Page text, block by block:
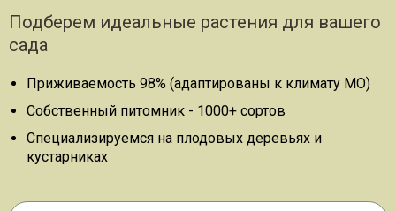
Подберем идеальные растения для вашего
сада
Приживаемость 98% (адаптированы к климату МО)
Собственный питомник - 1000+ сортов
Специализируемся на плодовых деревьях и
кустарниках